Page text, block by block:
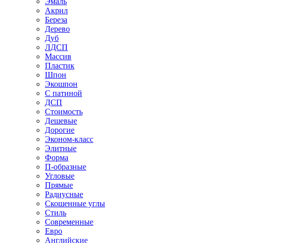
Акрил
Береза
Дерево
Дуб
ЛДСП
Массив
Пластик
Шпон
Экошпон
С патиной
ДСП
Стоимость
Дешевые
Дорогие
Эконом-класс
Элитные
Форма
П-образные
Угловые
Прямые
Радиусные
Скошенные углы
Стиль
Современные
Евро
Английские